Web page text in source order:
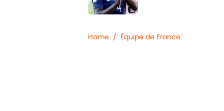
Home / Équipe de France